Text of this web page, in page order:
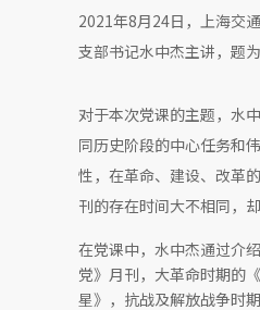
2021年8月24日，上海交
支部书记水中杰主讲，题
对于本次党课的主题，水
同历史阶段的中心任务和
性，在革命、建设、改革
刊的存在时间大不相同，
在党课中，水中杰通过介
党》月刊，大革命时期的
星》，抗战及解放战争时